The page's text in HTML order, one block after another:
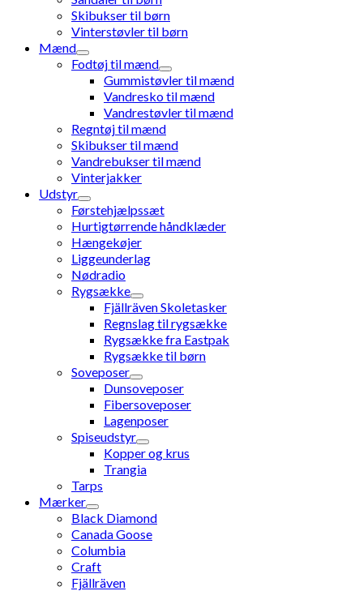
Skibukser til børn
Vinterstøvler til børn
Mænd
Fodtøj til mænd
Gummistøvler til mænd
Vandresko til mænd
Vandrestøvler til mænd
Regntøj til mænd
Skibukser til mænd
Vandrebukser til mænd
Vinterjakker
Udstyr
Førstehjælpssæt
Hurtigtørrende håndklæder
Hængekøjer
Liggeunderlag
Nødradio
Rygsække
Fjällräven Skoletasker
Regnslag til rygsække
Rygsække fra Eastpak
Rygsække til børn
Soveposer
Dunsoveposer
Fibersoveposer
Lagenposer
Spiseudstyr
Kopper og krus
Trangia
Tarps
Mærker
Black Diamond
Canada Goose
Columbia
Craft
Fjällräven